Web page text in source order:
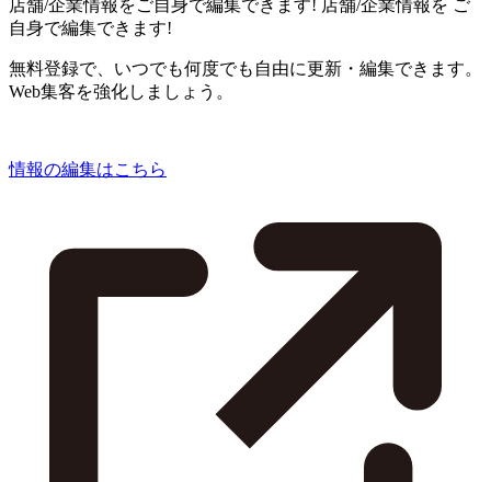
店舗/企業情報をご自身で編集できます! 店舗/企業情報を ご
自身で編集できます!
無料登録で、いつでも何度でも自由に更新・編集できます。
Web集客を強化しましょう。
情報の編集はこちら